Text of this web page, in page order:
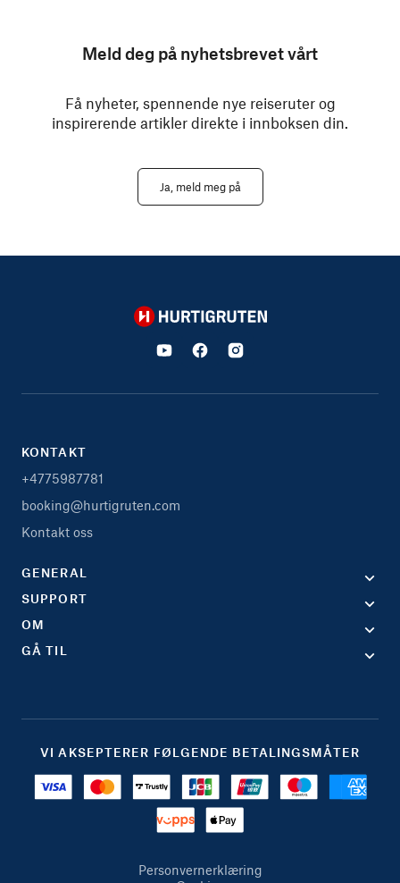
Meld deg på nyhetsbrevet vårt
Få nyheter, spennende nye reiseruter og
inspirerende artikler direkte i innboksen din.
Ja, meld meg på
Hurtigruten
KONTAKT
+4775987781
booking@hurtigruten.com
Kontakt oss
GENERAL
SUPPORT
OM
GÅ TIL
VI AKSEPTERER FØLGENDE BETALINGSMÅTER
Personvernerklæring